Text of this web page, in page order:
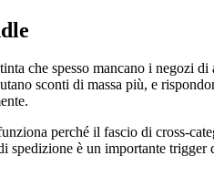
che spesso mancano i
sconti di massa più, e
perché il fascio di cross-
è un importante